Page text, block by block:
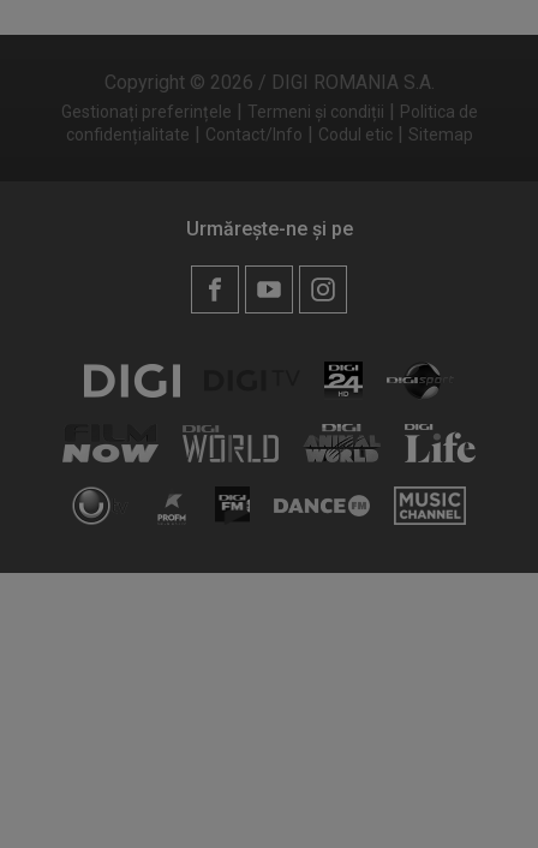
Copyright © 2026 / DIGI ROMANIA S.A.
Gestionați preferințele | Termeni și condiții | Politica de
confidențialitate | Contact/Info | Codul etic | Sitemap
Urmărește-ne și pe